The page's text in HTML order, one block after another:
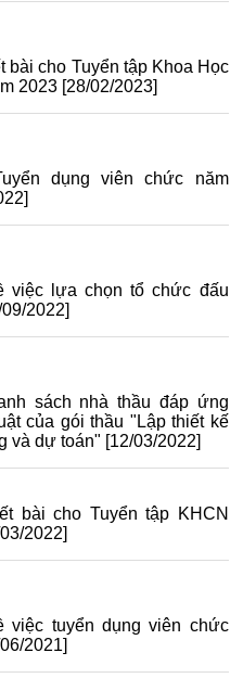
bài cho Tuyển tập Khoa Học
2023 [28/02/2023]
dụng viên chức năm
việc lựa chọn tổ chức đấu
09/2022]
sách nhà thầu đáp ứng
của gói thầu "Lập thiết kế
và dự toán" [12/03/2022]
bài cho Tuyển tập KHCN
2022]
việc tuyển dụng viên chức
2021]